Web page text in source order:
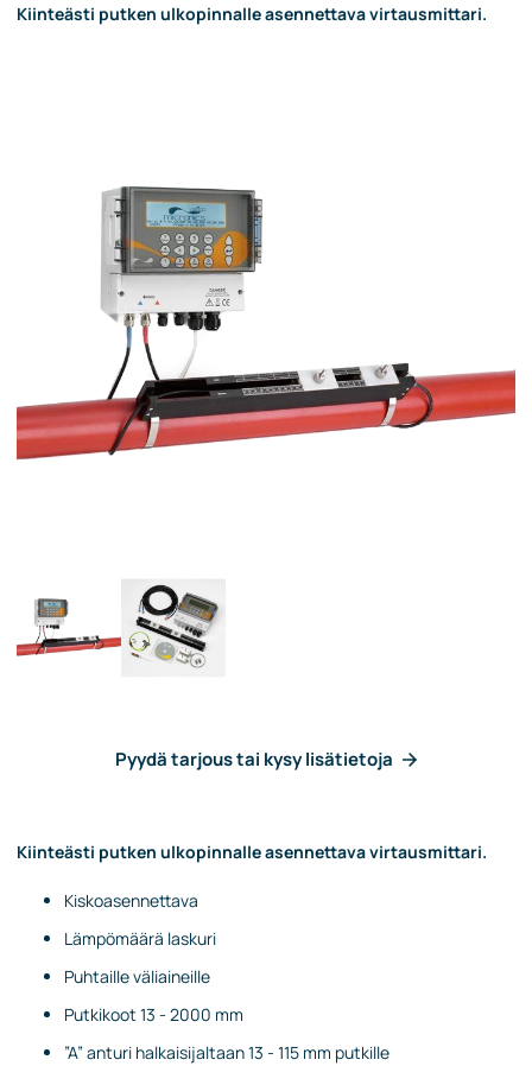
Kiinteästi putken ulkopinnalle asennettava virtausmittari.
Pyydä tarjous tai kysy lisätietoja
Kiinteästi putken ulkopinnalle asennettava virtausmittari.
Kiskoasennettava
Lämpömäärä laskuri
Puhtaille väliaineille
Putkikoot 13 - 2000 mm
”A” anturi halkaisijaltaan 13 - 115 mm putkille